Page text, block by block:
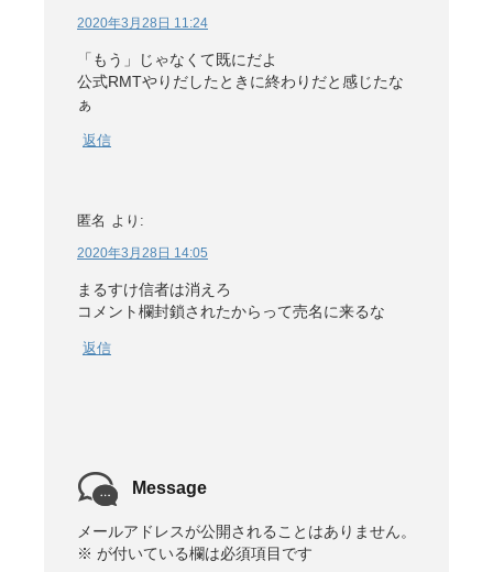
2020年3月28日 11:24
「もう」じゃなくて既にだよ
公式RMTやりだしたときに終わりだと感じたな
ぁ
返信
匿名 より:
2020年3月28日 14:05
まるすけ信者は消えろ
コメント欄封鎖されたからって売名に来るな
返信
Message
メールアドレスが公開されることはありません。
※ が付いている欄は必須項目です